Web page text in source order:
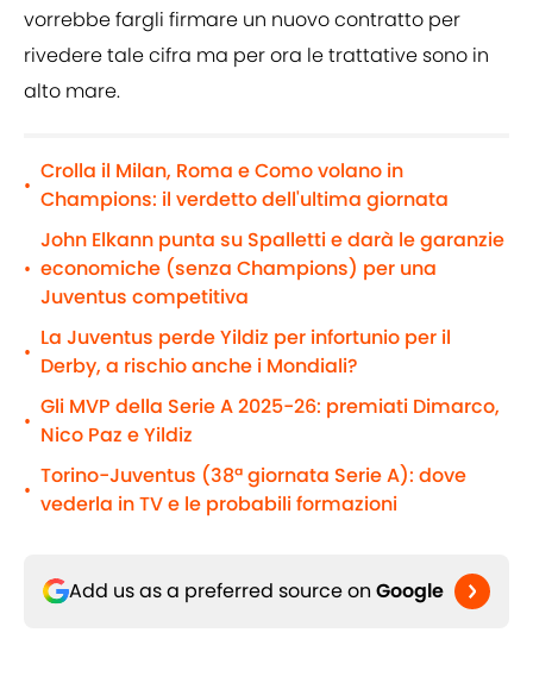
vorrebbe fargli firmare un nuovo contratto per
rivedere tale cifra ma per ora le trattative sono in
alto mare.
•
Crolla il Milan, Roma e Como volano in
Champions: il verdetto dell'ultima giornata
•
John Elkann punta su Spalletti e darà le garanzie
economiche (senza Champions) per una
Juventus competitiva
•
La Juventus perde Yildiz per infortunio per il
Derby, a rischio anche i Mondiali?
•
Gli MVP della Serie A 2025-26: premiati Dimarco,
Nico Paz e Yildiz
•
Torino-Juventus (38ª giornata Serie A): dove
vederla in TV e le probabili formazioni
Add us as a preferred source on Google